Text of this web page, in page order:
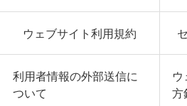
ウェブサイト利用規約
利用者情報の外部送信に
ついて
方